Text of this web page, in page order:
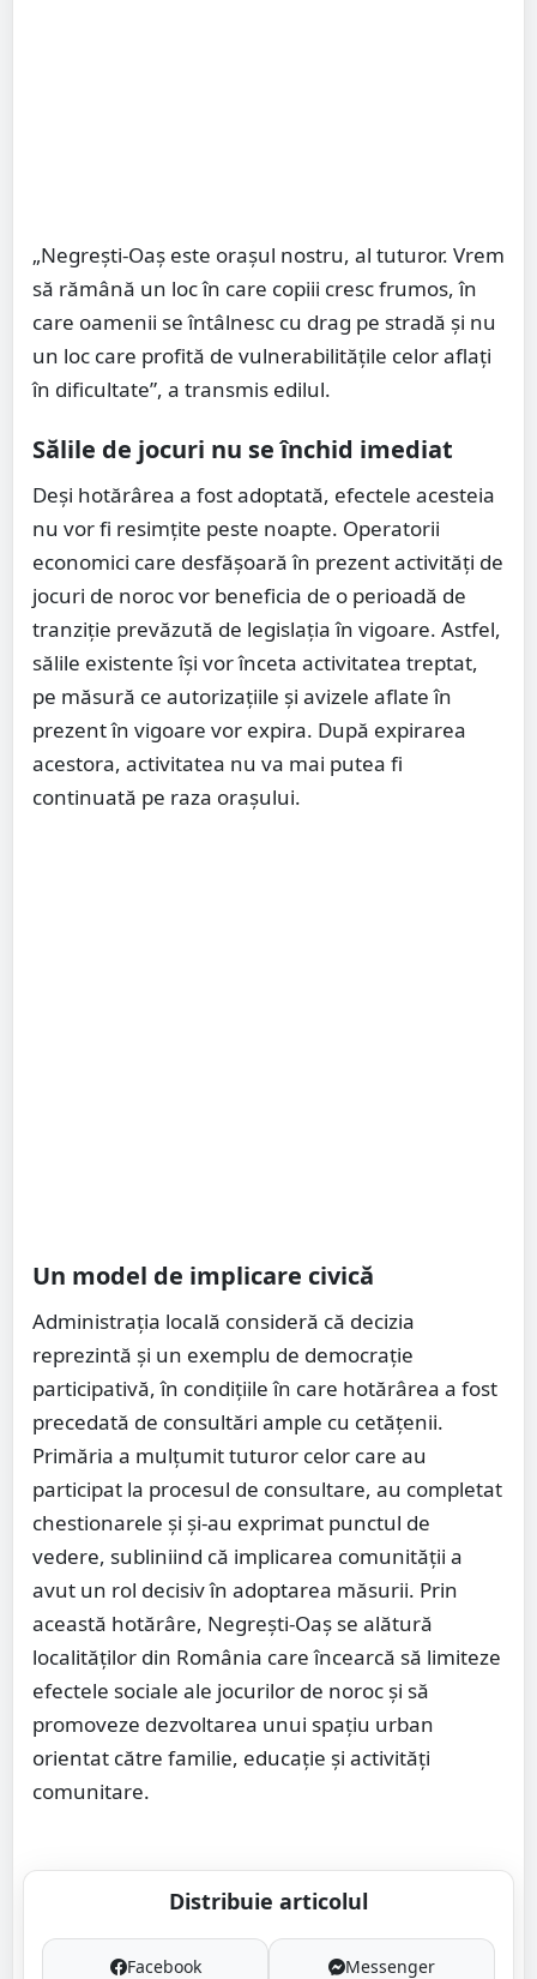
„Negrești-Oaș este orașul nostru, al tuturor. Vrem
să rămână un loc în care copiii cresc frumos, în
care oamenii se întâlnesc cu drag pe stradă și nu
un loc care profită de vulnerabilitățile celor aflați
în dificultate”, a transmis edilul.
Sălile de jocuri nu se închid imediat
Deși hotărârea a fost adoptată, efectele acesteia
nu vor fi resimțite peste noapte. Operatorii
economici care desfășoară în prezent activități de
jocuri de noroc vor beneficia de o perioadă de
tranziție prevăzută de legislația în vigoare. Astfel,
sălile existente își vor înceta activitatea treptat,
pe măsură ce autorizațiile și avizele aflate în
prezent în vigoare vor expira. După expirarea
acestora, activitatea nu va mai putea fi
continuată pe raza orașului.
Un model de implicare civică
Administrația locală consideră că decizia
reprezintă și un exemplu de democrație
participativă, în condițiile în care hotărârea a fost
precedată de consultări ample cu cetățenii.
Primăria a mulțumit tuturor celor care au
participat la procesul de consultare, au completat
chestionarele și și-au exprimat punctul de
vedere, subliniind că implicarea comunității a
avut un rol decisiv în adoptarea măsurii. Prin
această hotărâre, Negrești-Oaș se alătură
localităților din România care încearcă să limiteze
efectele sociale ale jocurilor de noroc și să
promoveze dezvoltarea unui spațiu urban
orientat către familie, educație și activități
comunitare.
Distribuie articolul
Facebook Messenger